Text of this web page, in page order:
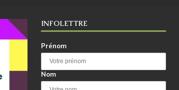
INFOLETTRE
Prénom
Nom